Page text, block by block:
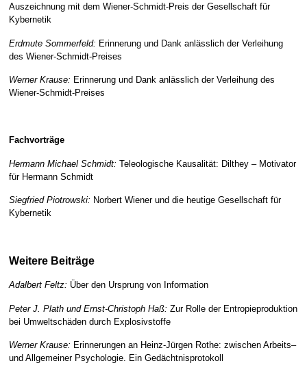
Auszeichnung mit dem Wiener-Schmidt-Preis der Gesellschaft für
Kybernetik
Erdmute Sommerfeld: Erinnerung und Dank anlässlich der Verleihung
des Wiener-Schmidt-Preises
Werner Krause: Erinnerung und Dank anlässlich der Verleihung des
Wiener-Schmidt-Preises
Fachvorträge
Hermann Michael Schmidt:Teleologische Kausalität: Dilthey – Motivator
für Hermann Schmidt
Siegfried Piotrowski: Norbert Wiener und die heutige Gesellschaft für
Kybernetik
Weitere Beiträge
Adalbert Feltz: Über den Ursprung von Information
Peter J. Plath und Ernst-Christoph Haß:Zur Rolle der Entropieproduktion
bei Umweltschäden durch Explosivstoffe
Werner Krause: Erinnerungen an Heinz-Jürgen Rothe: zwischen Arbeits–
und Allgemeiner Psychologie. Ein Gedächtnisprotokoll